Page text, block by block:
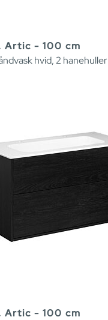
Artic - 100 cm
hvid, 2 hanehuller
Artic - 100 cm